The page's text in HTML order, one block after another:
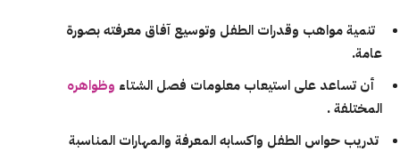
تنمية مواهب وقدرات الطفل وتوسيع آفاق معرفته بصورة
عامة.
أن تساعد على استيعاب معلومات فصل الشتاء وظواهره
المختلفة .
تدريب حواس الطفل واكسابه المعرفة والمهارات المناسبة